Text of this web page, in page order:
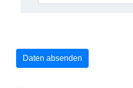
Daten absenden